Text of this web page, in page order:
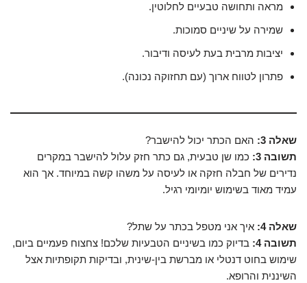
מראה ותחושה טבעיים לחלוטין.
שמירה על שיניים סמוכות.
יציבות מרבית בעת לעיסה ודיבור.
פתרון לטווח ארוך (עם תחזוקה נכונה).
שאלה 3:
האם הכתר יכול להישבר?
תשובה 3:
כמו שן טבעית, גם כתר חזק עלול להישבר במקרים
נדירים של חבלה חזקה או לעיסה על משהו קשה במיוחד. אך הוא
עמיד מאוד בשימוש יומיומי רגיל.
שאלה 4:
איך אני מטפל בכתר על שתל?
תשובה 4:
בדיוק כמו בשיניים הטבעיות שלכם! צחצוח פעמיים ביום,
שימוש בחוט דנטלי או מברשת בין-שינית, ובדיקות תקופתיות אצל
השיננית והרופא.